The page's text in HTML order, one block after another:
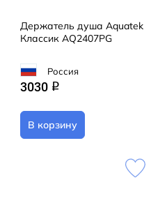
Держатель душа Aquatek
Классик AQ2407PG
Россия
3030 q
В корзину